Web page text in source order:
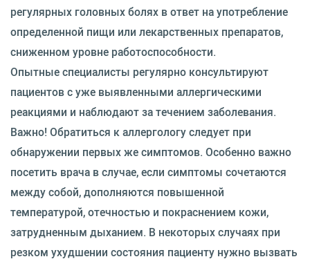
регулярных головных болях в ответ на употребление
определенной пищи или лекарственных препаратов,
сниженном уровне работоспособности.
Опытные специалисты регулярно консультируют
пациентов с уже выявленными аллергическими
реакциями и наблюдают за течением заболевания.
Важно! Обратиться к аллергологу следует при
обнаружении первых же симптомов. Особенно важно
посетить врача в случае, если симптомы сочетаются
между собой, дополняются повышенной
температурой, отечностью и покраснением кожи,
затрудненным дыханием. В некоторых случаях при
резком ухудшении состояния пациенту нужно вызвать